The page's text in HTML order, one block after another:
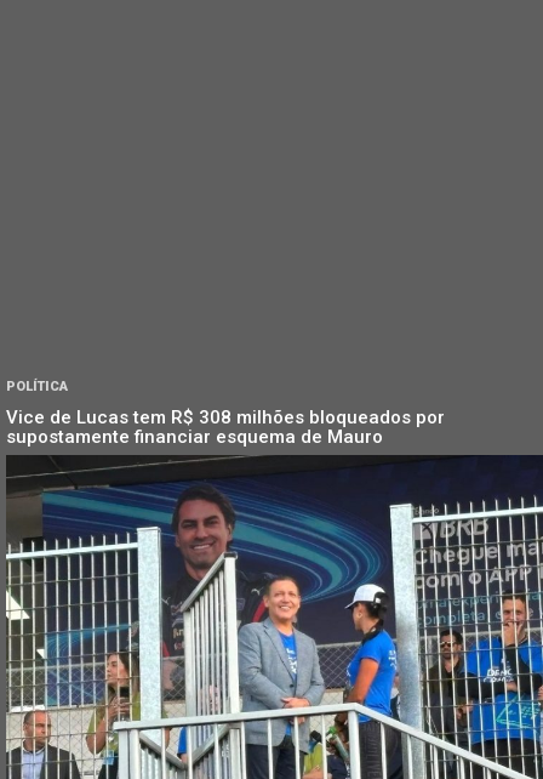
POLÍTICA
Vice de Lucas tem R$ 308 milhões bloqueados por
supostamente financiar esquema de Mauro